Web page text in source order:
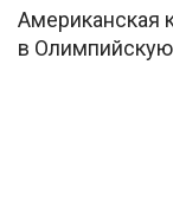
Американская
в